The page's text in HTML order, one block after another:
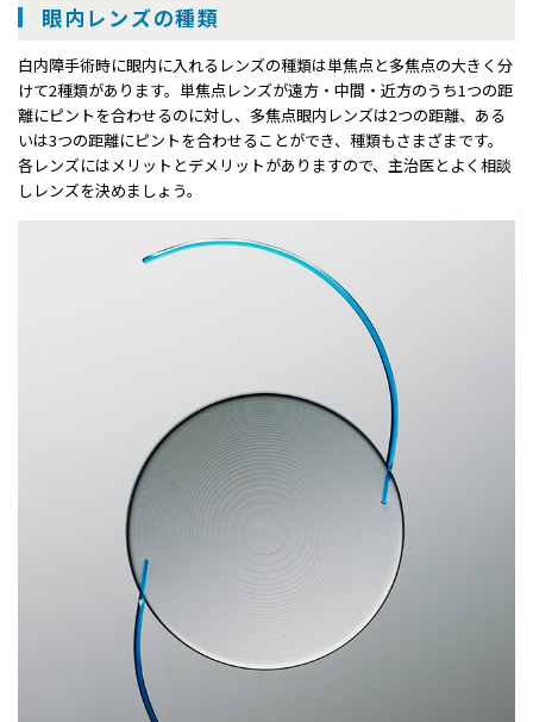
眼内レンズの種類
⽩内障⼿術時に眼内に⼊れるレンズの種類は単焦点と多焦点の⼤きく分
けて2種類があります。単焦点レンズが遠⽅・中間・近⽅のうち1つの距
離にピントを合わせるのに対し、多焦点眼内レンズは2つの距離、ある
いは3つの距離にピントを合わせることができ、種類もさまざまです。
各レンズにはメリットとデメリットがありますので、主治医とよく相談
しレンズを決めましょう。